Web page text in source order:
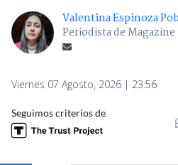
Valentina Espinoza
Periodista de Magazine
Viernes 07 Agosto, 2026 | 23:56
Seguimos criterios de